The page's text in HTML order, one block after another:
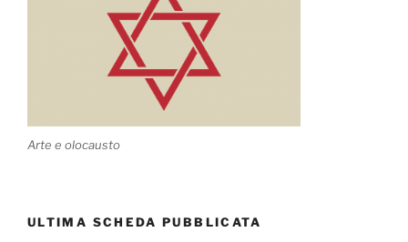
Arte e olocausto
ULTIMA SCHEDA PUBBLICATA